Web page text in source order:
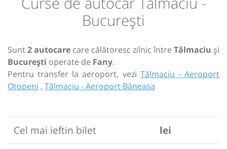
București
Sunt2 autocare care călătoresc zilnic între Tălmaciu și
București operate de Fany.
Pentru transfer la aeroport, vezi Tălmaciu - Aeroport
Otopeni , Tălmaciu - Aeroport Băneasa
Cel mai ieftin bilet
lei